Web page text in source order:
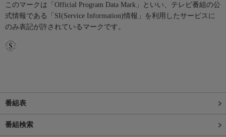
このマークは「Official Program Data Mark」といい、テレビ番組の公
式情報である「SI(Service Information)情報」を利用したサービスに
のみ表記が許されているマークです。
番組表
番組検索